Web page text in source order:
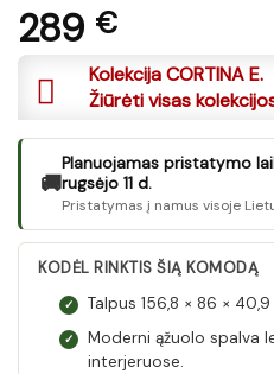
289 €
Kolekcija CORTINA E.
Žiūrėti visas
🚚
Planuojamas pristatymo
rugsėjo 11 d.
Pristatymas į namus visoje
KODĖL RINKTIS ŠIĄ KOMODĄ
✓ Talpus 156,8 × 86 ×
✓
Moderni ąžuolo spalva
interjeruose.